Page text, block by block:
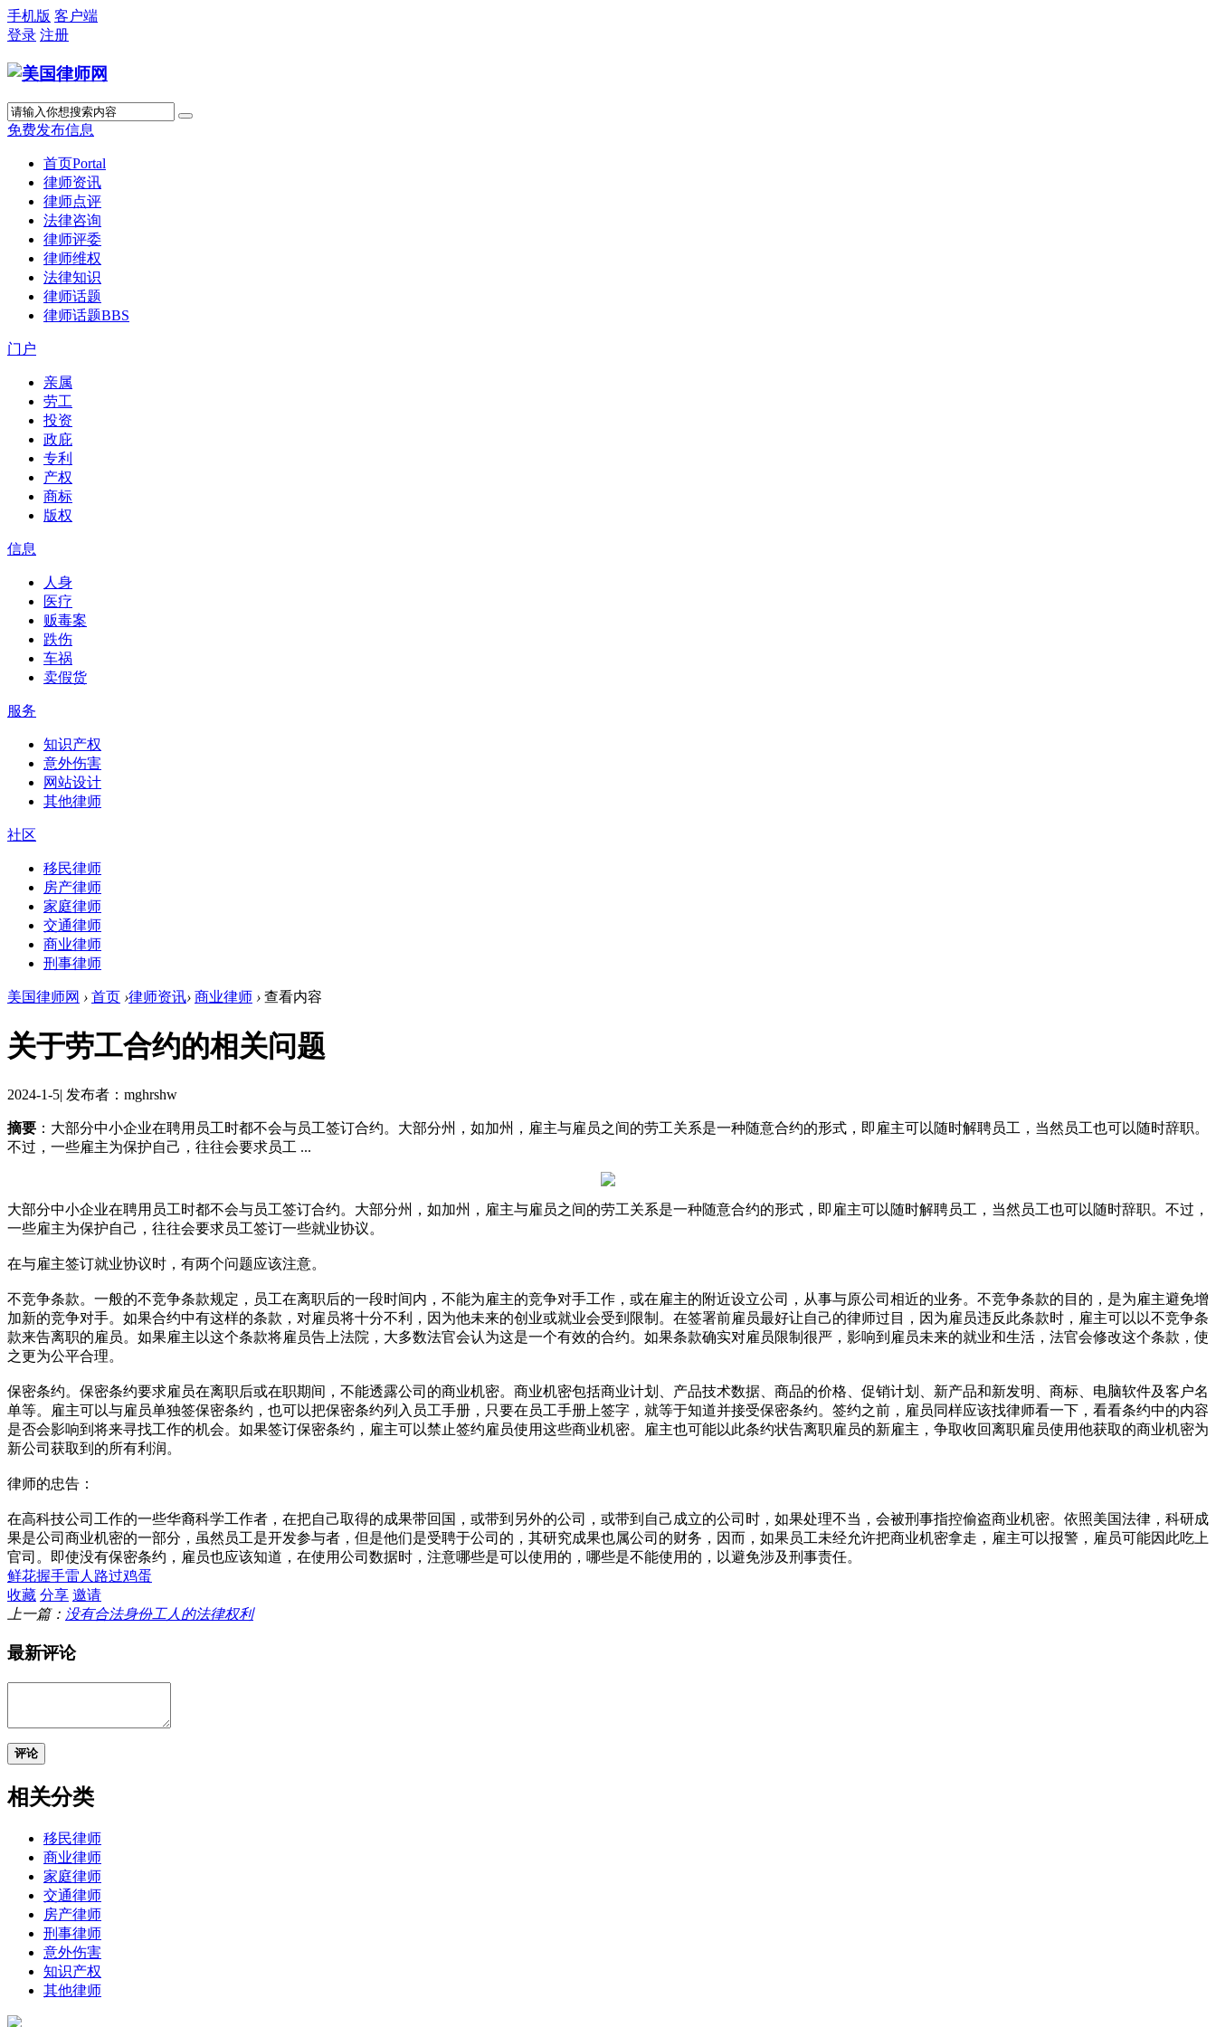
手机版 客户端
登录 注册
免费发布信息
首页Portal
律师资讯
律师点评
法律咨询
律师评委
律师维权
法律知识
律师话题
律师话题BBS
门户
亲属
劳工
投资
政庇
专利
产权
商标
版权
信息
人身
医疗
贩毒案
跌伤
车祸
卖假货
服务
知识产权
意外伤害
网站设计
其他律师
社区
移民律师
房产律师
家庭律师
交通律师
商业律师
刑事律师
美国律师网 › 首页 ›律师资讯› 商业律师 › 查看内容
关于劳工合约的相关问题
2024-1-5| 发布者：mghrshw
摘要 ：大部分中小企业在聘用员工时都不会与员工签订合约。大部分州，如加州，雇主与雇员之间的劳工关系是一种随意合约的形式，即雇主可以随时解聘员工，当然员工也可以随时辞职。
不过，一些雇主为保护自己，往往会要求员工 ...
大部分中小企业在聘用员工时都不会与员工签订合约。大部分州，如加州，雇主与雇员之间的劳工关系是一种随意合约的形式，即雇主可以随时解聘员工，当然员工也可以随时辞职。不过，
一些雇主为保护自己，往往会要求员工签订一些就业协议。
在与雇主签订就业协议时，有两个问题应该注意。
不竞争条款。一般的不竞争条款规定，员工在离职后的一段时间内，不能为雇主的竞争对手工作，或在雇主的附近设立公司，从事与原公司相近的业务。不竞争条款的目的，是为雇主避免增
加新的竞争对手。如果合约中有这样的条款，对雇员将十分不利，因为他未来的创业或就业会受到限制。在签署前雇员最好让自己的律师过目，因为雇员违反此条款时，雇主可以以不竞争条
款来告离职的雇员。如果雇主以这个条款将雇员告上法院，大多数法官会认为这是一个有效的合约。如果条款确实对雇员限制很严，影响到雇员未来的就业和生活，法官会修改这个条款，使
之更为公平合理。
保密条约。保密条约要求雇员在离职后或在职期间，不能透露公司的商业机密。商业机密包括商业计划、产品技术数据、商品的价格、促销计划、新产品和新发明、商标、电脑软件及客户名
单等。雇主可以与雇员单独签保密条约，也可以把保密条约列入员工手册，只要在员工手册上签字，就等于知道并接受保密条约。签约之前，雇员同样应该找律师看一下，看看条约中的内容
是否会影响到将来寻找工作的机会。如果签订保密条约，雇主可以禁止签约雇员使用这些商业机密。雇主也可能以此条约状告离职雇员的新雇主，争取收回离职雇员使用他获取的商业机密为
新公司获取到的所有利润。
律师的忠告：
在高科技公司工作的一些华裔科学工作者，在把自己取得的成果带回国，或带到另外的公司，或带到自己成立的公司时，如果处理不当，会被刑事指控偷盗商业机密。依照美国法律，科研成
果是公司商业机密的一部分，虽然员工是开发参与者，但是他们是受聘于公司的，其研究成果也属公司的财务，因而，如果员工未经允许把商业机密拿走，雇主可以报警，雇员可能因此吃上
官司。即使没有保密条约，雇员也应该知道，在使用公司数据时，注意哪些是可以使用的，哪些是不能使用的，以避免涉及刑事责任。
鲜花握手雷人 路过鸡蛋
收藏 分享 邀请
上一篇： 没有合法身份工人的法律权利
最新评论
评论
相关分类
移民律师
商业律师
家庭律师
交通律师
房产律师
刑事律师
意外伤害
知识产权
其他律师